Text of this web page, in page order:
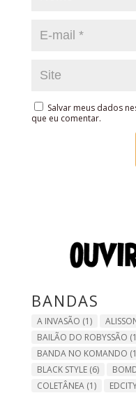
Salvar meus dados
que eu comentar.
BANDAS
A INVASÃO (1)
BAILÃO DO ROBYSSÃO
BANDA NO KOMANDO
BLACK STYLE(6)
COLETÂNEA(1)